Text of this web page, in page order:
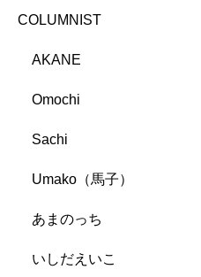
COLUMNIST
AKANE
Omochi
Sachi
Umako（馬子）
あまのっち
いしだえいこ